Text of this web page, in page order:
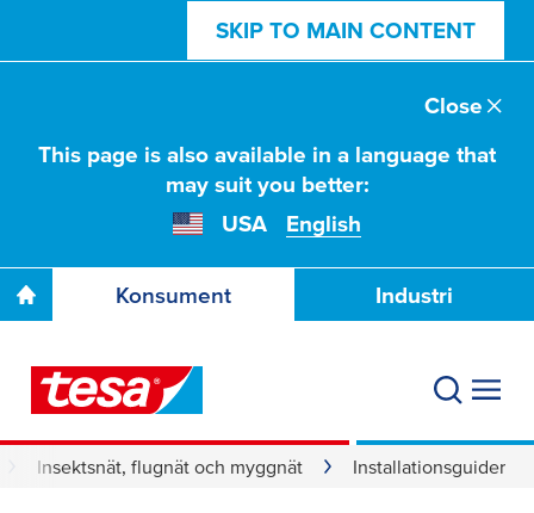
SKIP TO MAIN CONTENT
This page is also available in a language that
may suit you better:
USA
English
Close
Konsument Industri
Insektsnät, flugnät och myggnät Installationsguider